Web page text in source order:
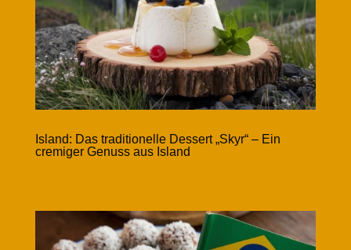
Island: Das traditionelle Dessert „Skyr“ – Ein
cremiger Genuss aus Island